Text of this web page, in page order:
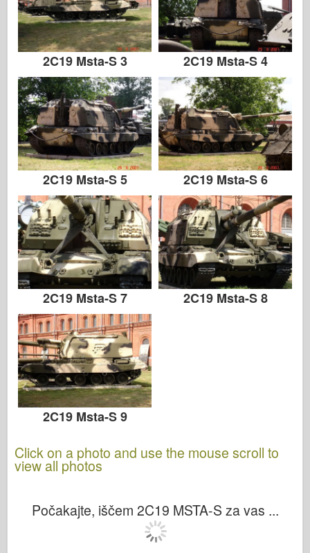
2C19 Msta-S 3 2C19 Msta-S 4
2C19 Msta-S 5 2C19 Msta-S 6
2C19 Msta-S 7 2C19 Msta-S 8
2C19 Msta-S 9
Click on a photo and use the mouse scroll to
view all photos
Počakajte, iščem 2C19 MSTA-S za vas ...